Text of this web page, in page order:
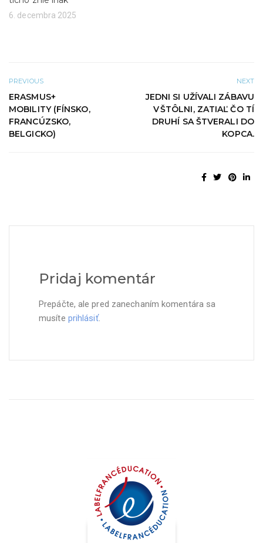
6. decembra 2025
PREVIOUS
ERASMUS+
MOBILITY (FÍNSKO,
FRANCÚZSKO,
BELGICKO)
NEXT
JEDNI SI UŽÍVALI ZÁBAVU
V ŠTÔLNI, ZATIAĽ ČO TÍ
DRUHÍ SA ŠTVERALI DO
KOPCA.
Pridaj komentár
Prepáčte, ale pred zanechaním komentára sa
musíte prihlásiť.